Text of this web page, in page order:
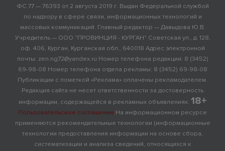
ФС 77 — 76393 от 2 августа 2019 г. Выдан Федеральной службой
по надзору в сфере связи, информационных технологий и
массовых коммуникаций. Главный редактор — Давыдова Ю.В.
Учредитель — ООО "ПРОВИНЦИЯ - КУРГАН" Советская ул., д. 128,
оф. 406, Курган, Курганская обл., 640018 Адрес электронной
почты: zen.ng72@yandex.ru Номер телефона редакции: 8 (3452)
69-98-08 Номер телефона отдела рекламы: 8 (3452) 69-98-08
Публикации с пометкой «Реклама» оплачены рекламодателем.
Редакция сайта не несет ответственности за достоверность
информации, содержащейся в рекламных объявлениях. 18+
Пользовательское соглашение На информационном ресурсе
применяются рекомендательные технологии (информационные
технологии предоставления информации на основе сбора,
систематизации и анализа сведений, относящихся к